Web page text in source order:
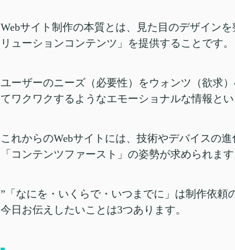
Webサイト制作の本質とは、見た目のデザイン
リューションコンテンツ」を提供することです。
ユーザーのニーズ（必要性）をウォンツ（欲求
てワクワクするようなエモーショナルな情報と
これからのWebサイトには、技術やデバイスの
「コンテンツファースト」の姿勢が求められます
”「なにを・いくらで・いつまでに」は制作依頼
今日お伝えしたいことは3つあります。